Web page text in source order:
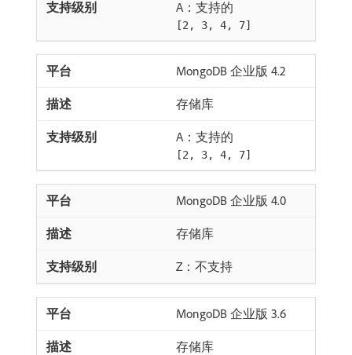
A：支持的
[2, 3, 4, 7]
MongoDB 企业版 4.2
存储库
A：支持的
[2, 3, 4, 7]
MongoDB 企业版 4.0
存储库
Z：不支持
MongoDB 企业版 3.6
存储库